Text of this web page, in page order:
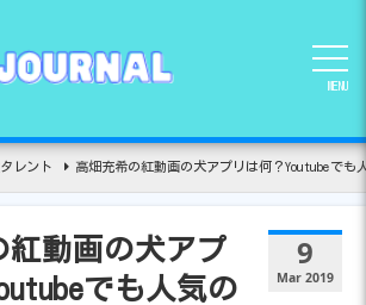
MENU
レント 高畑充希の紅動画の犬アプリは何？Youtubeでも
9
Mar 2019
紅動画の犬アプ
でも人気の